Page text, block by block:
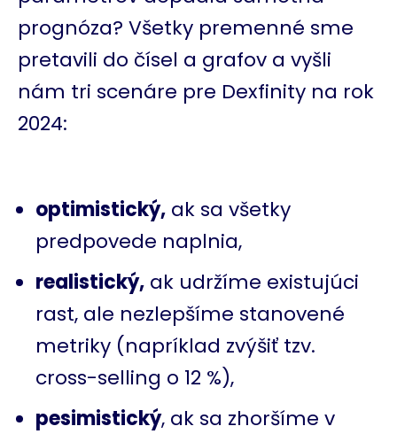
prognóza? Všetky premenné sme
pretavili do čísel a grafov a vyšli
nám tri scenáre pre Dexfinity na rok
2024:
optimistický, ak sa všetky
predpovede naplnia,
realistický, ak udržíme existujúci
rast, ale nezlepšíme stanovené
metriky (napríklad zvýšiť tzv.
cross-selling o 12 %),
pesimistický, ak sa zhoršíme v